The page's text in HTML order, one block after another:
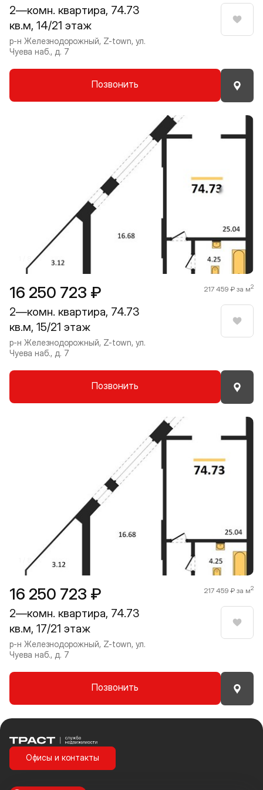
2—комн. квартира, 74.73
кв.м, 14/21 этаж
р-н Железнодорожный, Z-town, ул.
Чуева наб., д. 7
Позвонить
16 250 723 ₽ 217 459 ₽ за м2
2—комн. квартира, 74.73
кв.м, 15/21 этаж
р-н Железнодорожный, Z-town, ул.
Чуева наб., д. 7
Позвонить
Прокрутить влево
16 250 723 ₽ 217 459 ₽ за м2
2—комн. квартира, 74.73
кв.м, 17/21 этаж
р-н Железнодорожный, Z-town, ул.
Чуева наб., д. 7
Позвонить
Прокрутить влево
Траст | Служба недвижимости
Офисы и контакты